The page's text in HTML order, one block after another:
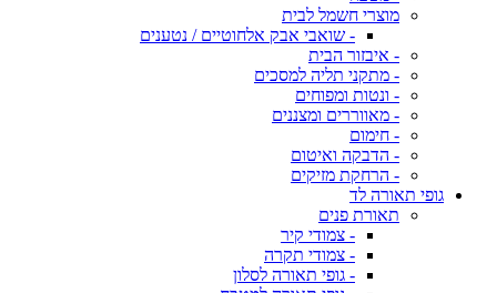
מוצרי חשמל לבית
- שואבי אבק אלחוטיים / נטענים
- איבזור הבית
- מתקני תליה למסכים
- ונטות ומפוחים
- מאווררים ומצננים
- חימום
- הדבקה ואיטום
- הרחקת מזיקים
גופי תאורה לד
תאורת פנים
- צמודי קיר
- צמודי תקרה
- גופי תאורה לסלון